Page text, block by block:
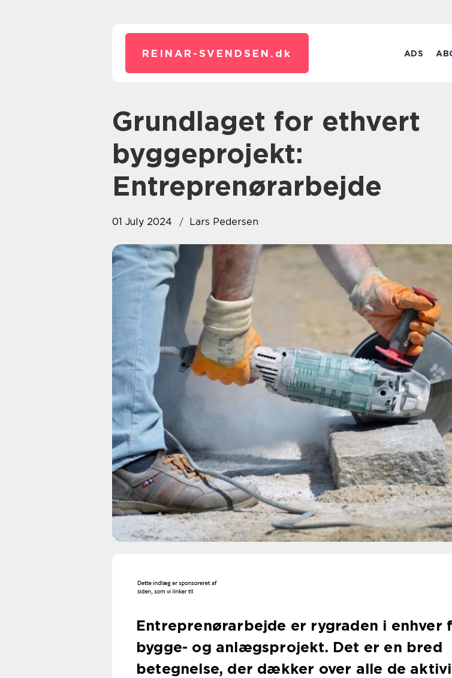
REINAR-SVENDSEN. dk ADS
Grundlaget for ethvert
byggeprojekt:
Entreprenørarbejde
01 July 2024 Lars Pedersen
Entreprenørarbejde er rygraden i enhver
bygge- og anlægsprojekt. Det er en bred
betegnelse, der dækker over alle de